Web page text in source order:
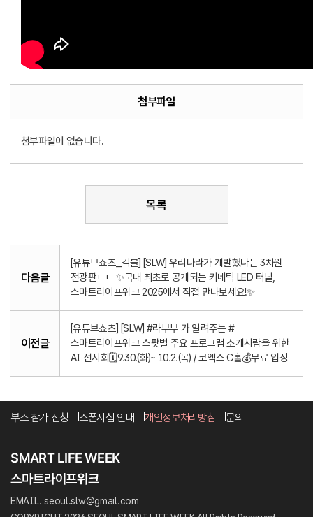
첨부파일
첨부파일이 없습니다.
목록
다음글
[유튜브쇼츠_긱블] [SLW] 우리나라가 개발했다는 3차원
전광판ㄷㄷ ✨국내 최초로 공개되는 키네틱 LED 터널,
스마트라이프위크 2025에서 직접 만나보세요!✨
이전글
[유튜브쇼츠] [SLW] #라부부 가 알려주는 #
스마트라이프위크 스팟별 주요 프로그램 소개사람을 위한
AI 전시회🗓️9.30.(화)~ 10.2.(목) / 코엑스 C홀💰무료 입장
부스 참가 신청 스폰서십 안내 개인정보처리방침 문의
EMAIL. seoul.slw@gmail.com